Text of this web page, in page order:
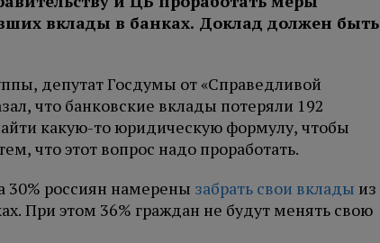
вклады в банках. Доклад должен быть
депутат Госдумы от «Справедливой
что банковские вклады потеряли 192
какую-то юридическую формулу, чтобы
что этот вопрос надо проработать.
30% россиян намерены забрать свои вклады из
При этом 36% граждан не будут менять свою